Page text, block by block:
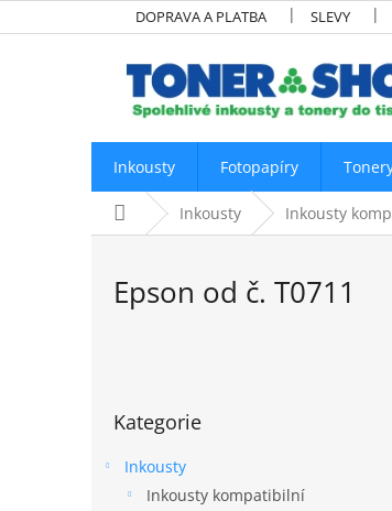
na
DOPRAVA A PLATBA SLEVY
Inkousty Fotopapíry
Domů Inkousty Inkousty
Epson od č. T0711
kategorie
Kategorie
Inkousty
Inkousty kompatibilní